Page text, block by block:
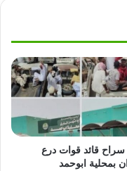
سراح قائد قوات درع
بمحلية ابوحمد